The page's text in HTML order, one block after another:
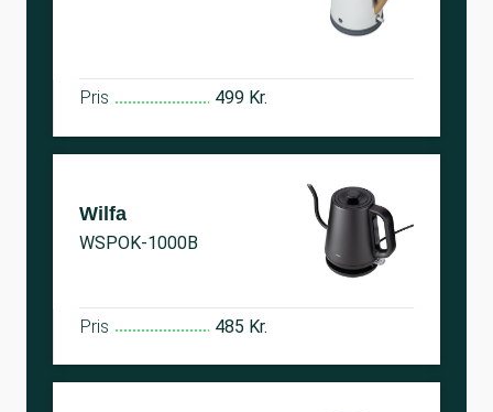
Pris 499 Kr.
Wilfa
WSPOK-1000B
Pris 485 Kr.